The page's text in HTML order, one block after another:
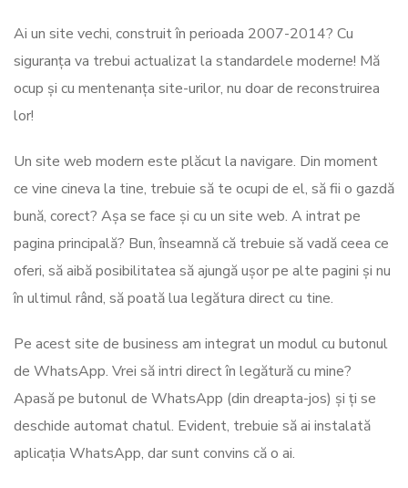
Ai un site vechi, construit în perioada 2007-2014? Cu
siguranța va trebui actualizat la standardele moderne! Mă
ocup și cu mentenanța site-urilor, nu doar de reconstruirea
lor!
Un site web modern este plăcut la navigare. Din moment
ce vine cineva la tine, trebuie să te ocupi de el, să fii o gazdă
bună, corect? Așa se face și cu un site web. A intrat pe
pagina principală? Bun, înseamnă că trebuie să vadă ceea ce
oferi, să aibă posibilitatea să ajungă ușor pe alte pagini și nu
în ultimul rând, să poată lua legătura direct cu tine.
Pe acest site de business am integrat un modul cu butonul
de WhatsApp. Vrei să intri direct în legătură cu mine?
Apasă pe butonul de WhatsApp (din dreapta-jos) și ți se
deschide automat chatul. Evident, trebuie să ai instalată
aplicația WhatsApp, dar sunt convins că o ai.